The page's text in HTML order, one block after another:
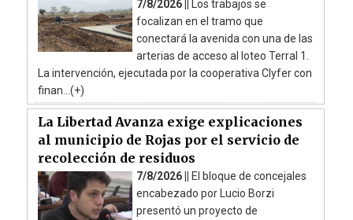
7/8/2026 ||
Los trabajos se
focalizan en el tramo que
conectará la avenida con una de las
arterias de acceso al loteo Terral 1.
La intervención, ejecutada por la cooperativa Clyfer con
finan...(+)
La Libertad Avanza exige explicaciones
al municipio de Rojas por el servicio de
recolección de residuos
7/8/2026 ||
El bloque de concejales
encabezado por Lucio Borzi
presentó un proyecto de